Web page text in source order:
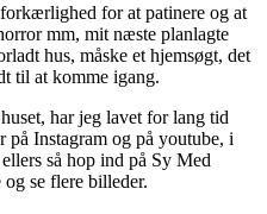
for at patinere og at
mm, mit næste planlagte
hus, måske et hjemsøgt, det
til at komme igang.
har jeg lavet for lang tid
Instagram og på youtube, i
så hop ind på Sy Med
se flere billeder.